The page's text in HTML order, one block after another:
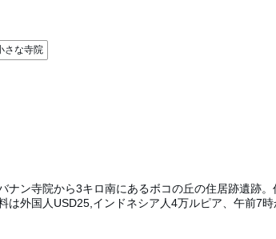
さな寺院
ナン寺院から3キロ南にあるボコの丘の住居跡遺跡
は外国人USD25,インドネシア人4万ルピア、午前7